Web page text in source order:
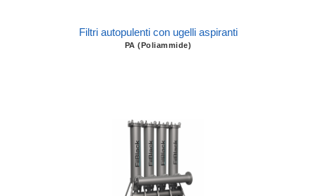
Filtri autopulenti con ugelli aspiranti
PA (Poliammide)